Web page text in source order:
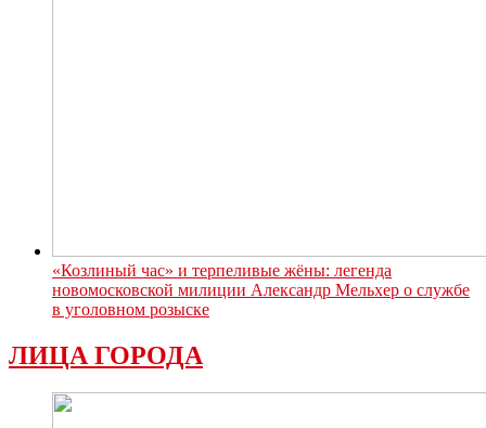
«Козлиный час» и терпеливые жёны: легенда
новомосковской милиции Александр Мельхер о службе
в уголовном розыске
ЛИЦА ГОРОДА